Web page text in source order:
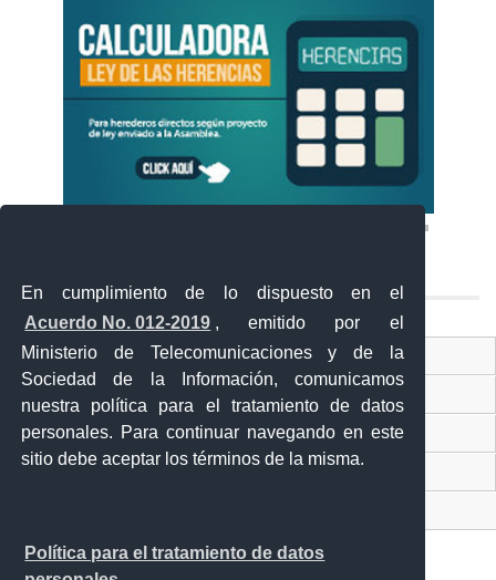
En cumplimiento de lo dispuesto en el
Acuerdo No. 012-2019 , emitido por el
Ministerio de Telecomunicaciones y de la
Sociedad de la Información, comunicamos
nuestra política para el tratamiento de datos
personales. Para continuar navegando en este
sitio debe aceptar los términos de la misma.
Política para el tratamiento de datos
Ventanilla Única Virtual
Ventanilla Única de Comercio Exterior
Gobierno Abierto
Visor Ciudadano